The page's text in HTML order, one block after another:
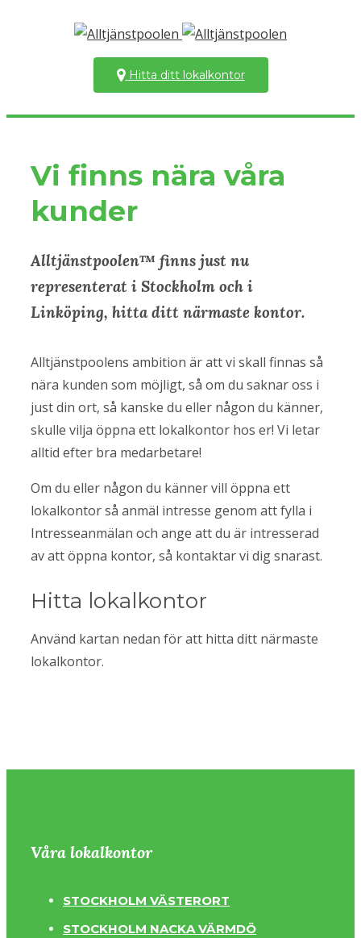
Hitta ditt lokalkontor
Vi finns nära våra
kunder
Alltjänstpoolen™ finns just nu
representerat i Stockholm och i
Linköping, hitta ditt närmaste kontor.
Alltjänstpoolens ambition är att vi skall finnas så
nära kunden som möjligt, så om du saknar oss i
just din ort, så kanske du eller någon du känner,
skulle vilja öppna ett lokalkontor hos er! Vi letar
alltid efter bra medarbetare!
Om du eller någon du känner vill öppna ett
lokalkontor så anmäl intresse genom att fylla i
Intresseanmälan och ange att du är intresserad
av att öppna kontor, så kontaktar vi dig snarast.
Hitta lokalkontor
Använd kartan nedan för att hitta ditt närmaste
lokalkontor.
Våra lokalkontor
STOCKHOLM VÄSTERORT
STOCKHOLM NACKA VÄRMDÖ